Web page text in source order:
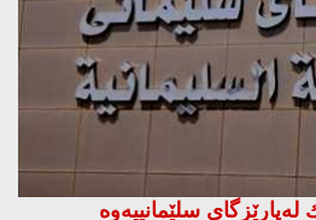
سلێمانییه‌وه‌